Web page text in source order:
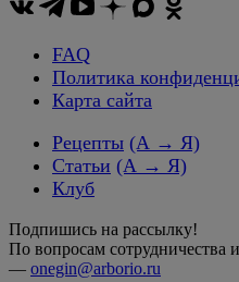
FAQ
Политика
Карта сайта
Рецепты (А → Я)
Статьи (А → Я)
Клуб
Подпишись на рассылку!
По вопросам сотрудничества
— onegin@arborio.ru